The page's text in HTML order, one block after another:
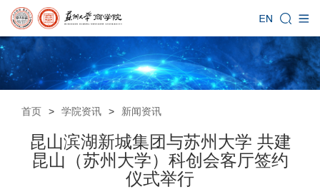
首页 > 学院资讯 > 新闻资讯
昆山滨湖新城集团与苏州大学 共建
昆山（苏州大学）科创会客厅签约
仪式举行